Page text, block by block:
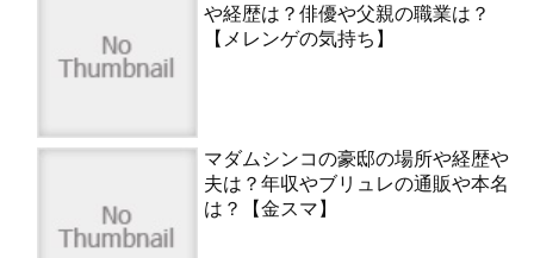
や経歴は？俳優や父親の職業は？
【メレンゲの気持ち】
マダムシンコの豪邸の場所や経歴や
夫は？年収やブリュレの通販や本名
は？【金スマ】